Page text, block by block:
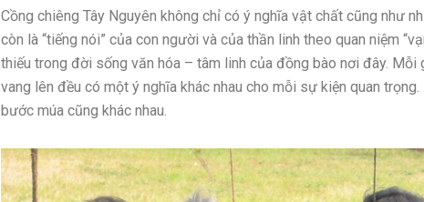
Cồng chiêng Tây Nguyên không chỉ có ý nghĩa vật chất cũng như
còn là “tiếng nói” của con người và của thần linh theo quan niệm
thiếu trong đời sống văn hóa – tâm linh của đồng bào nơi đây. Mỗi
vang lên đều có một ý nghĩa khác nhau cho mỗi sự kiện quan
bước múa cũng khác nhau.